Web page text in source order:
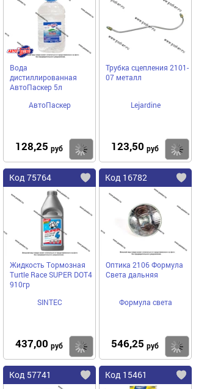
Вода
дистиллированная
АвтоПаскер 5л
АвтоПаскер
128,25 руб Купить
Трубка сцепления 2101-
07 металл
Lejardine
123,50 руб
Код 75764
Жидкость Тормозная
Turtle Race SUPER DOT4
910гр
SINTEC
437,00 руб Купить
Код 16782
Оптика 2106 Формула
Света дальняя
Формула света
546,25 руб
Код 57741 Код 15461